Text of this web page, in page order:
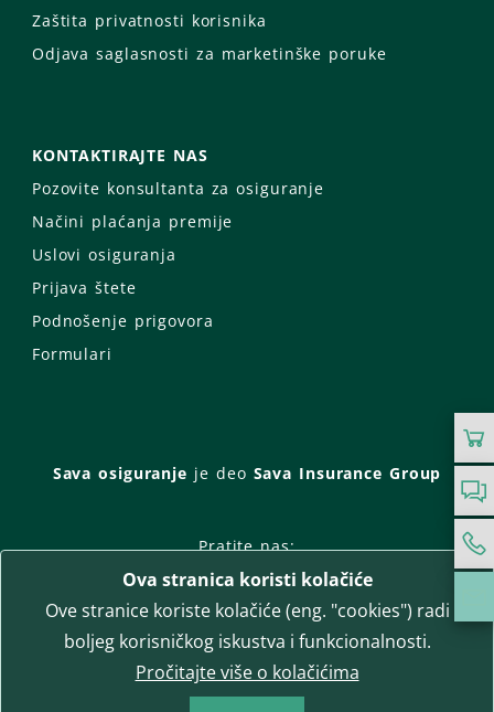
Zaštita privatnosti korisnika
Odjava saglasnosti za marketinške poruke
KONTAKTIRAJTE NAS
Pozovite konsultanta za osiguranje
Načini plaćanja premije
Uslovi osiguranja
Prijava štete
Podnošenje prigovora
Formulari
Sava osiguranje je deo Sava Insurance Group
Pratite nas:
Facebook
Instagram
LinkedIn
Twitter
YouTube
WhatsApp
T-media d.o.o. | napredne komunikacije
Ova stranica koristi kolačiće
Ove stranice koriste kolačiće (eng. "cookies") radi
boljeg korisničkog iskustva i funkcionalnosti.
Pročitajte više o kolačićima